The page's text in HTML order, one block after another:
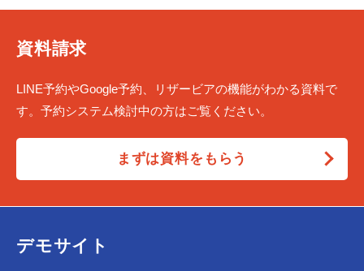
資料請求
LINE予約やGoogle予約、リザービアの機能がわかる資料で
す。予約システム検討中の方はご覧ください。
まずは資料をもらう
デモサイト